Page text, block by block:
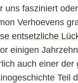
uns fasziniert
Verhoevens
entsetzliche
einigen
auch einer der
Teil